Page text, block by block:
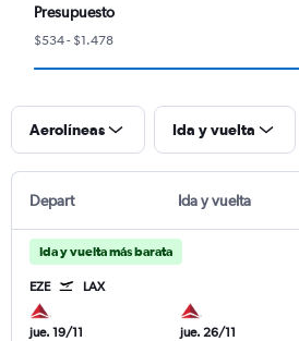
Presupuesto
$534 - $1.478
Aerolíneas Ida y vuelta
Depart Ida y vuelta
Ida y vuelta más barata
EZE LAX
jue. 19/11
jue. 26/11